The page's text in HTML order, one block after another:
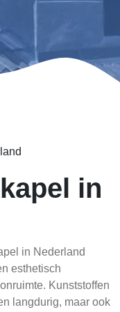
in
in Nederland
esthetisch
Kunststoffen
langdurig, maar ook